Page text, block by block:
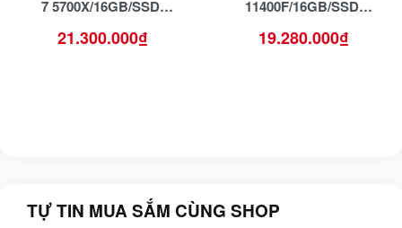
7 5700X/16GB/SSD
21.300.000₫
11400F/16GB/SSD
19.280.000₫
TỰ TIN MUA SẮM CÙNG SHOP